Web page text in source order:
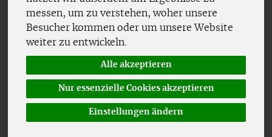
messen, um zu verstehen, woher unsere
Besucher kommen oder um unsere Website
weiter zu entwickeln.
Alle akzeptieren
Nur essenzielle Cookies akzeptieren
Einstellungen ändern